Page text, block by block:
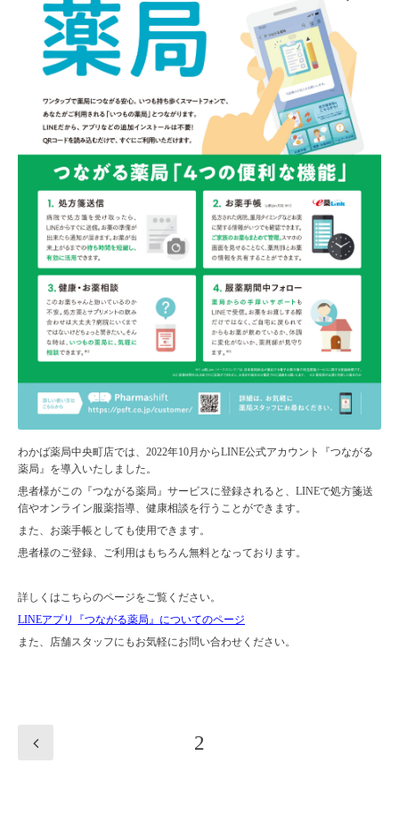
わかば薬局中央町店では、2022年10月からLINE公式アカウント『つながる
薬局』を導入いたしました。
患者様がこの『つながる薬局』サービスに登録されると、LINEで処方箋送
信やオンライン服薬指導、健康相談を行うことができます。
また、お薬手帳としても使用できます。
患者様のご登録、ご利用はもちろん無料となっております。
詳しくはこちらのページをご覧ください。
LINEアプリ『つながる薬局』についてのページ
また、店舗スタッフにもお気軽にお問い合わせください。
2